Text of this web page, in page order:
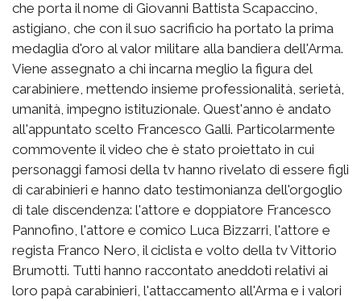
che porta il nome di Giovanni Battista Scapaccino,
astigiano, che con il suo sacrificio ha portato la prima
medaglia d'oro al valor militare alla bandiera dell'Arma.
Viene assegnato a chi incarna meglio la figura del
carabiniere, mettendo insieme professionalità, serietà,
umanità, impegno istituzionale. Quest'anno è andato
all'appuntato scelto Francesco Galli. Particolarmente
commovente il video che è stato proiettato in cui
personaggi famosi della tv hanno rivelato di essere figli
di carabinieri e hanno dato testimonianza dell'orgoglio
di tale discendenza: l'attore e doppiatore Francesco
Pannofino, l'attore e comico Luca Bizzarri, l'attore e
regista Franco Nero, il ciclista e volto della tv Vittorio
Brumotti. Tutti hanno raccontato aneddoti relativi ai
loro papà carabinieri, l'attaccamento all'Arma e i valori